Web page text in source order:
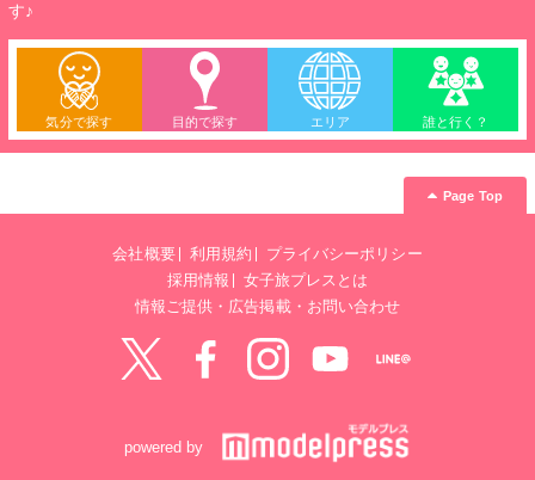
す♪
気分で探す 目的で探す エリア 誰と行く？
Page Top
会社概要 利用規約
プライバシーポリシー
採用情報
女子旅プレスとは
情報ご提供・広告掲載・お問い合わせ
powered by